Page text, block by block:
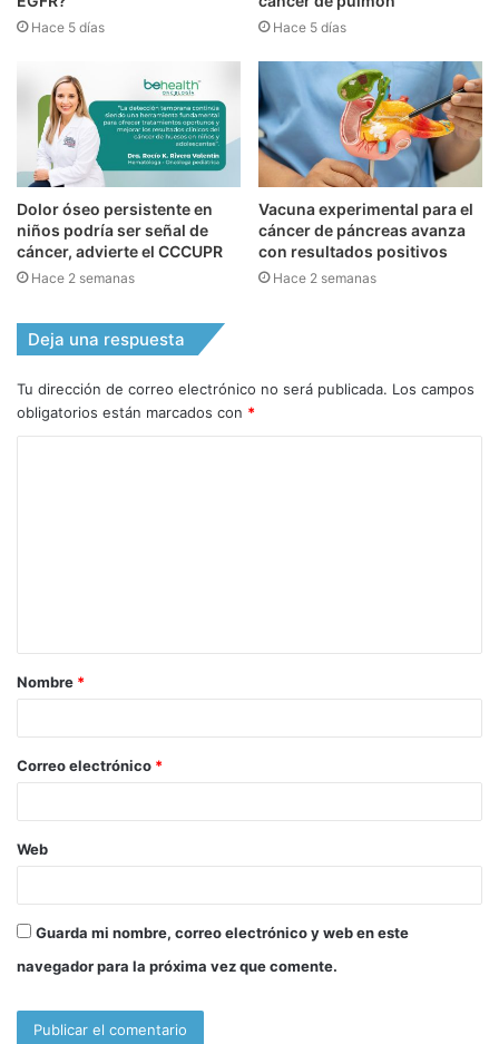
Hace 5 días Hace 5 días
Dolor óseo persistente en
niños podría ser señal de
cáncer, advierte el CCCUPR
Hace 2 semanas
Vacuna experimental para el
cáncer de páncreas avanza
con resultados positivos
Hace 2 semanas
Deja una respuesta
Tu dirección de correo electrónico no será publicada. Los campos
obligatorios están marcados con *
a
r
*
Nombre *
Correo electrónico *
Web
Guarda mi nombre, correo electrónico y web en este
navegador para la próxima vez que comente.